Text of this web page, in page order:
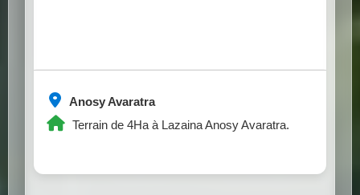
Anosy Avaratra
Terrain de 4Ha à Lazaina Anosy Avaratra.